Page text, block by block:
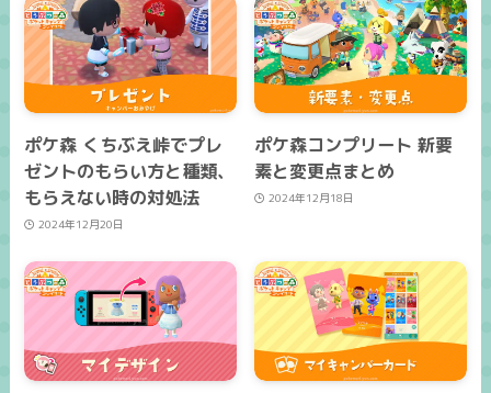
ポケ森 くちぶえ峠でプレ
ゼントのもらい方と種類、
もらえない時の対処法
2024年12月20日
ポケ森コンプリート 新要
素と変更点まとめ
2024年12月18日